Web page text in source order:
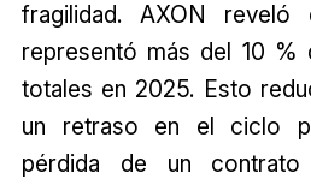
fragilidad. AXON reveló
representó más del 10 %
totales en 2025. Esto
un retraso en el ciclo
pérdida de un